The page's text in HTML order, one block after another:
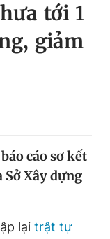
tới 1
giảm
cáo sơ kết
Xây dựng
lại trật tự